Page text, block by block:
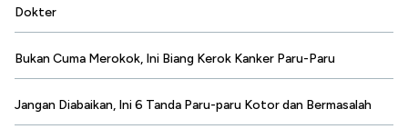
Dokter
Bukan Cuma Merokok, Ini Biang Kerok Kanker Paru-Paru
Jangan Diabaikan, Ini 6 Tanda Paru-paru Kotor dan Bermasalah